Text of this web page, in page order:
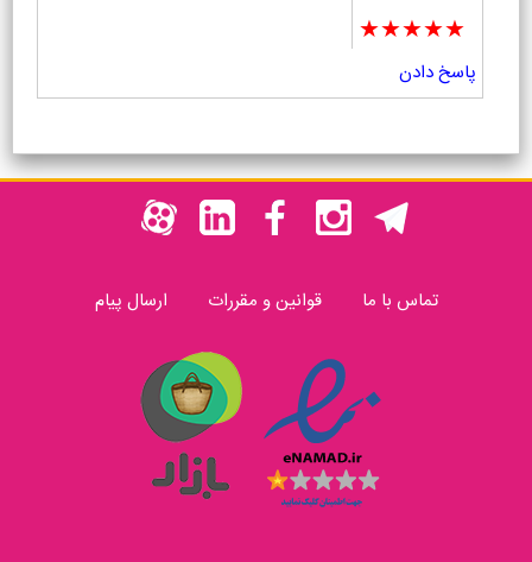
★★★★★
پاسخ دادن
تماس با ما قوانین و مقررات ارسال پیام